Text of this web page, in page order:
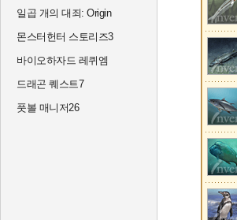
일곱 개의 대죄: Origin
몬스터헌터 스토리즈3
바이오하자드 레퀴엠
드래곤 퀘스트7
풋볼 매니저26